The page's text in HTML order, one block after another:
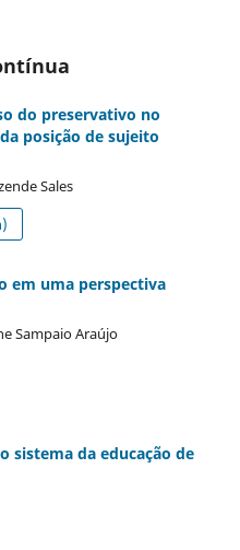
do preservativo no
posição de sujeito
Sales
em uma perspectiva
Sampaio Araújo
sistema da educação de